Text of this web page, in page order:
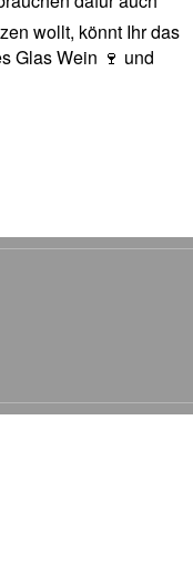
wollt, könnt Ihr das
Glas Wein 🍷 und